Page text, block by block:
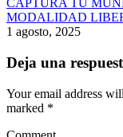
CAPTURA TU
MODALIDAD
1 agosto, 2025
Deja una
Your email address
marked *